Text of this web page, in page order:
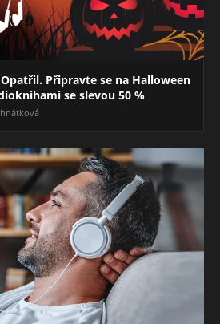
Připravte se na Halloween
se slevou 50 %